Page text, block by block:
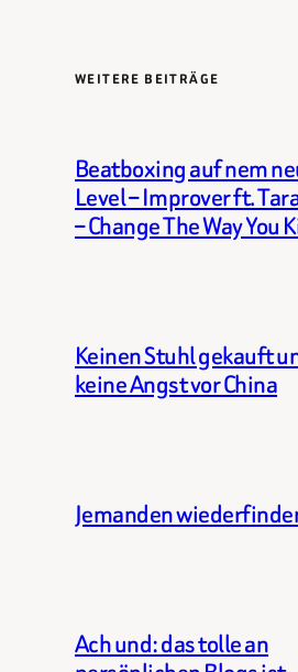
WEITERE BEITRÄGE
Beatboxing auf nem
Level – Improver ft.
– Change The Way You
Keinen Stuhl gekauft
keine Angst vor China
Jemanden
Ach und: das tolle an